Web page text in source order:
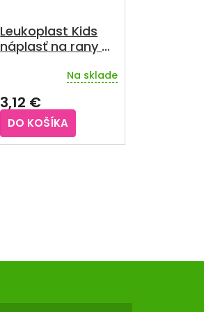
Leukoplast Kids
náplasť na rany 6
Na sklade
3,12 €
DO KOŠÍKA